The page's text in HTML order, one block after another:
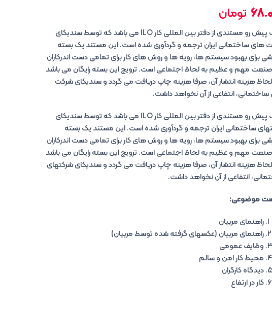
تومان
کتاب پیش رو مستندی از دفتر بین المللی کار ILO می باشد که توسط سندیکای
های ساختمانی ایران ترجمه و گردآوری شده است. این مستند یک بسته
برای بهبود سیستم ها، رویه ها و روش های کار برای تمامی دست اندرکاران
مهم و عظیم به لحاظ اجتماعی است. ترویج این بسته رایگان می باشد
هزینه انتشار آن، صرفا هزینه چاپ دریافت می گردد و سندیکای شرکت
انتفاعی از آن نخواهد داشت.
کتاب پیش رو مستندی از دفتر بین المللی کار ILO می باشد که توسط سندیکای
ساختمانی ایران ترجمه و گردآوری شده است. این مستند یک بسته
برای بهبود سیستم ها، رویه ها و روش های کار برای تمامی دست اندرکاران
مهم و عظیم به لحاظ اجتماعی است. ترویج این بسته رایگان می باشد
هزینه انتشار آن، صرفا هزینه چاپ دریافت می گردد و سندیکای شرکتهای
انتفاعی از آن نخواهد داشت.
موضوعی:
راهنمای مربیان
راهنمای مربیان (عکسهای گرفته شده توسط مربیان)
وظایف عمومی
محیط کار امن و سالم
دیدگاه کارگران
کار در ارتفاع